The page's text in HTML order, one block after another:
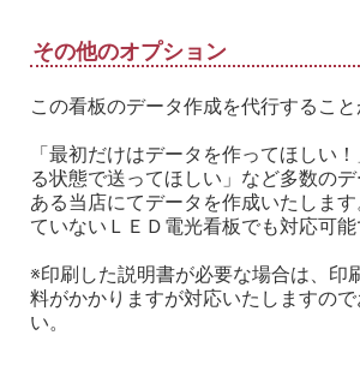
その他のオプション
この看板のデータ作成を代行すること
「最初だけはデータを作ってほしい
る状態で送ってほしい」など多数の
ある当店にてデータを作成いたしま
ていないＬＥＤ電光看板でも対応可能
※印刷した説明書が必要な場合は、印
料がかかりますが対応いたしますの
い。